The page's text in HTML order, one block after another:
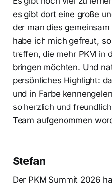
es gibt dort eine große
der man dies
habe ich mich gefreut,
treffen, die mehr PKM in
bringen möchten. Und
persönliches Highlight:
und in Farbe
so herzlich und
Team aufgenommen
Stefan
Der PKM Summit 2026